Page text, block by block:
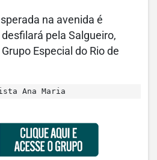
na avenida é
pela Salgueiro,
Especial do Rio de
Ana Maria